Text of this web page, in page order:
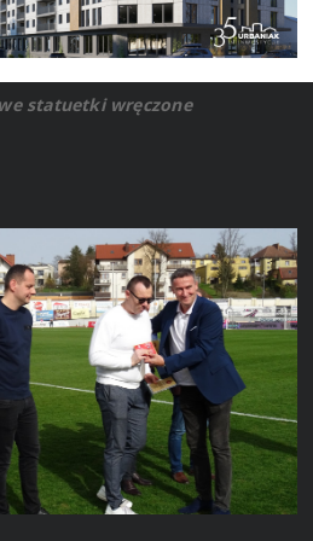
statuetki wręczone